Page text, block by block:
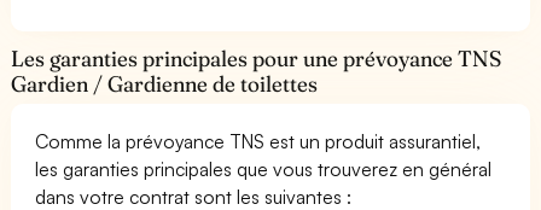
Les garanties principales pour une prévoyance TNS
Gardien / Gardienne de toilettes
Comme la prévoyance TNS est un produit assurantiel,
les garanties principales que vous trouverez en général
dans votre contrat sont les suivantes :